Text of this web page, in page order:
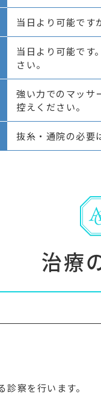
当日より可能です
当日より可能です
さい。
強い力でのマッサ
控えください。
抜糸・通院の必要
治療
察を行います。